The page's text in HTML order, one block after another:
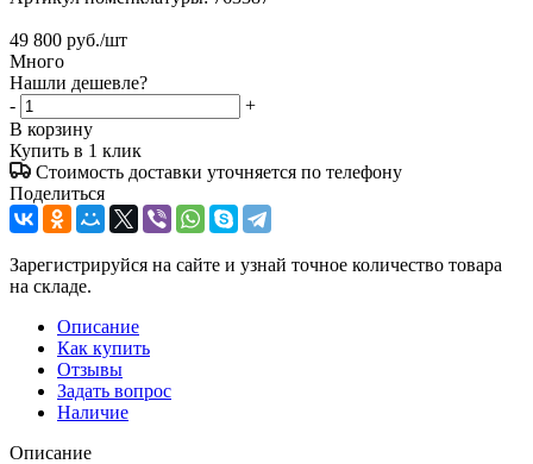
49 800 руб./шт
Много
Нашли дешевле?
-
+
В корзину
Купить в 1 клик
Стоимость доставки уточняется по телефону
Поделиться
Зарегистрируйся на сайте и узнай точное количество товара
на складе.
Описание
Как купить
Отзывы
Задать вопрос
Наличие
Описание